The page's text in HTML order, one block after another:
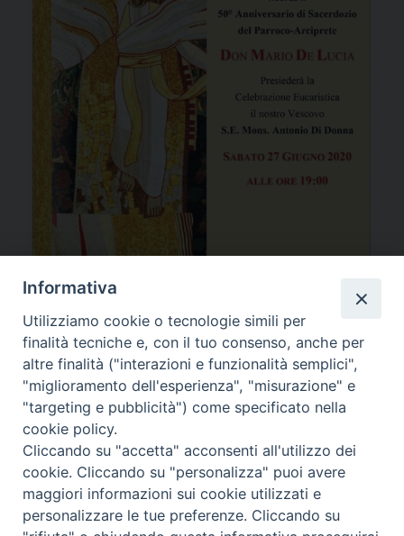
https://www.facebook.com/SantAndreaArienzo/videos/566872903974691/
Condividi…
Informativa
Utilizziamo cookie o tecnologie simili per
finalità tecniche e, con il tuo consenso, anche per
altre finalità ("interazioni e funzionalità semplici",
"miglioramento dell'esperienza", "misurazione" e
"targeting e pubblicità") come specificato nella
cookie policy.
Cliccando su "accetta" acconsenti all'utilizzo dei
cookie. Cliccando su "personalizza" puoi avere
maggiori informazioni sui cookie utilizzati e
personalizzare le tue preferenze. Cliccando su